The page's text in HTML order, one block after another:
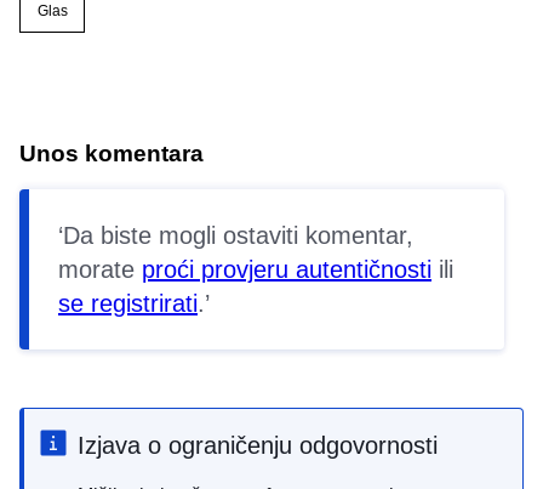
Glas
Unos komentara
Da biste mogli ostaviti komentar,
morate proći provjeru autentičnosti ili
se registrirati.
Izjava o ograničenju odgovornosti